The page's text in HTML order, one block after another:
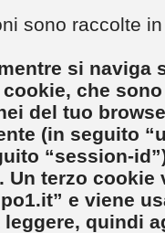
sono raccolte
si naviga
che
del tuo
(in seguito
“session-
Un terzo
e viene
quindi